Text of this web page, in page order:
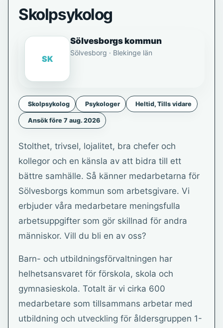
Skolpsykolog
SK
Sölvesborgs kommun
Sölvesborg · Blekinge län
Skolpsykolog Psykologer Heltid, Tills vidare
Ansök före 7 aug. 2026
Stolthet, trivsel, lojalitet, bra chefer och
kollegor och en känsla av att bidra till ett
bättre samhälle. Så känner medarbetarna för
Sölvesborgs kommun som arbetsgivare. Vi
erbjuder våra medarbetare meningsfulla
arbetsuppgifter som gör skillnad för andra
människor. Vill du bli en av oss?
Barn- och utbildningsförvaltningen har
helhetsansvaret för förskola, skola och
gymnasieskola. Totalt är vi cirka 600
medarbetare som tillsammans arbetar med
utbildning och utveckling för åldersgruppen 1-